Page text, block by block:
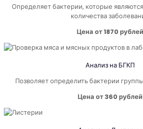
Определяет бактерии, которые
количества
Цена от 1870 рублей
Анализ на БГКП
Позволяет определить бактерии
Цена от 360 рублей